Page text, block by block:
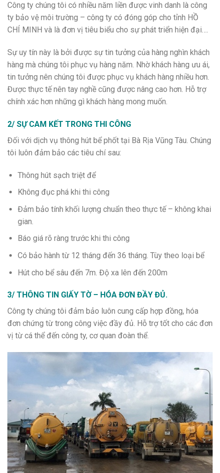
Công ty chúng tôi có nhiều năm liền được vinh danh là công
ty bảo vệ môi trường – công ty có đóng góp cho tỉnh HỒ
CHÍ MINH và là đơn vị tiêu biểu cho sự phát triển hiện đại….
Sự uy tín này là bởi được sự tin tưởng của hàng nghìn khách
hàng mà chúng tôi phục vụ hàng năm. Nhờ khách hàng ưu ái,
tin tưởng nên chúng tôi được phục vụ khách hàng nhiều hơn.
Được thực tế nên tay nghề cũng được nâng cao hơn. Hỗ trợ
chính xác hơn những gì khách hàng mong muốn.
2/ SỰ CAM KẾT TRONG THI CÔNG
Đối với dịch vụ thông hút bể phốt tại Bà Rịa Vũng Tàu. Chúng
tôi luôn đảm bảo các tiêu chí sau:
Thông hút sạch triệt để
Không đục phá khi thi công
Đảm bảo tính khối lượng chuẩn theo thực tế – không khai
gian.
Báo giá rõ ràng trước khi thi công
Có bảo hành từ 12 tháng đến 36 tháng. Tùy theo loại bể
Hút cho bể sâu đến 7m. Độ xa lên đến 200m
3/ THÔNG TIN GIẤY TỜ – HÓA ĐƠN ĐẦY ĐỦ.
Công ty chúng tôi đảm bảo luôn cung cấp hợp đồng, hóa
đơn chứng từ trong công việc đầy đủ. Hỗ trợ tốt cho các đơn
vị từ cá thể đến công ty, cơ quan đoàn thể.